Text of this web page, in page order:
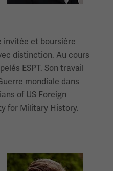
invitée et boursière
distinction. Au cours
ESPT. Son travail
mondiale dans
of US Foreign
for Military History.
Image(s)